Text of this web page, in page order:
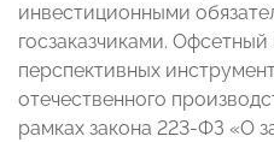
инвестиционными
госзаказчиками. Офсетный
перспективных
отечественного
рамках закона 223-ФЗ «О